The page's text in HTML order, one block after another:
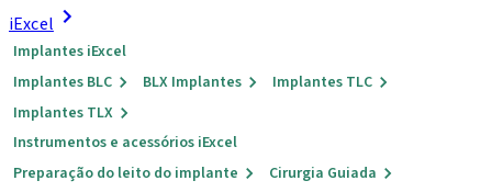
iExcel
Implantes iExcel
Implantes BLC
BLX Implantes
Implantes TLC
Implantes TLX
Instrumentos e acessórios iExcel
Preparação do leito do implante
Cirurgia Guiada